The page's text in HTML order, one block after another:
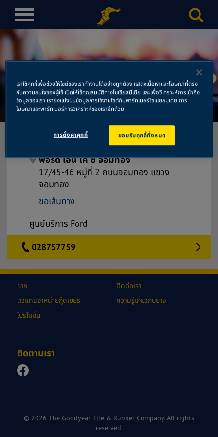
T
l
n
a
v
t
ฟอร์ด เอ็น เค ซี จอมทอง
ฟอร์ด เอ็น เค ซี จอมทอง
17/45-46 หมู่ที่ 2 ถนนจอมทอง แขวง
จอมทอง
ขอเส้นทาง
ศูนย์บริการ Ford
028757759
ยาง
ตัวแทนจำหน่ายกู๊ดเยียร์
โปรโมชั่น
ติดต่อเรา
ความรู้เกี่ยวกับยาง
ติดตามเรา
© 2026 The Goodyear Tire & Rubber Company. All rights
reserved.
เราใช้คุกกี้เพื่อช่วยให้ไซต์ของเราทำงานได้อย่างถูกต้อง แสดงเนื้อหาและโฆษณาที่ตรง
กับความสนใจของผู้ใช้ เปิดให้ใช้คุณสมบัติทางโซเชียลมีเดีย และเพื่อวิเคราะห์การเข้าถึง
ข้อมูลของเรา เรายังแบ่งปันข้อมูลการใช้งานไซต์กับพาร์ทเนอร์โซเชียลมีเดีย การ
โฆษณาและพาร์ทเนอร์การวิเคราะห์ของเราอีกด้วย
ยอมรับคุกกี้ทั้งหมด
การตั้งค่าคุกกี้